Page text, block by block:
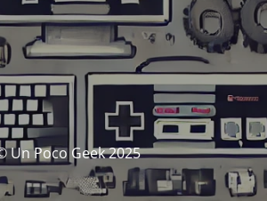
Un Poco Geek 2025